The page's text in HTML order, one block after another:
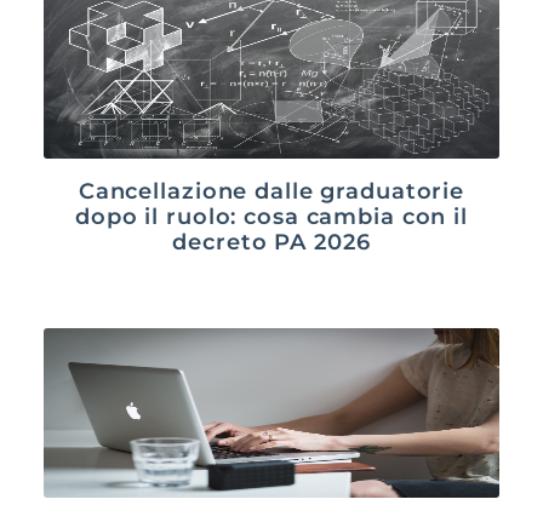
Cancellazione dalle graduatorie
dopo il ruolo: cosa cambia con il
decreto PA 2026